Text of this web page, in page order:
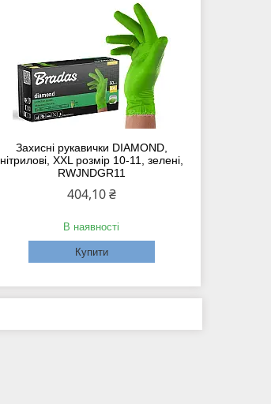
Захисні рукавички DIAMOND,
нітрилові, XXL розмір 10-11, зелені,
RWJNDGR11
404,10 ₴
В наявності
Купити